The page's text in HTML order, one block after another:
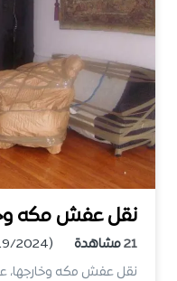
نقل عفش مكه
21مشاهدة
(8/19/2024)
نقل عفش مكه وخارجها،